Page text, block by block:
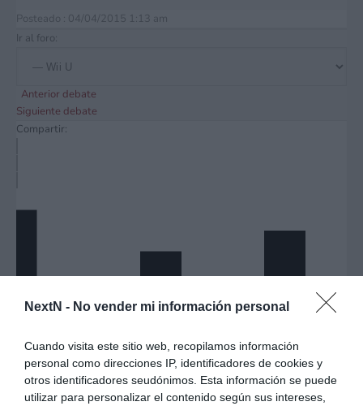
NextN - No vender mi información personal
Cuando visita este sitio web, recopilamos información
personal como direcciones IP, identificadores de cookies y
otros identificadores seudónimos. Esta información se puede
utilizar para personalizar el contenido según sus intereses,
Posteado : 04/04/2015 1:13 am
Ir al foro:
Anterior debate
Siguiente debate
Compartir: